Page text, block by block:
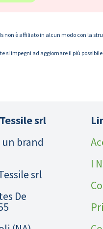
non è affiliato in alcun modo con la
si impegni ad aggiornare il più
srl
un brand
srl
De
I